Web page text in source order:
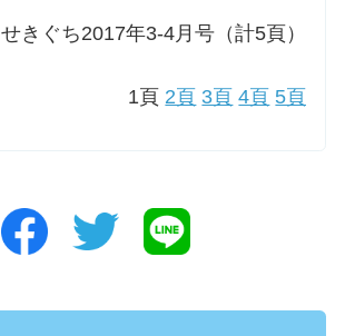
せきぐち2017年3-4月号（計5頁）
1頁 2頁 3頁 4頁 5頁